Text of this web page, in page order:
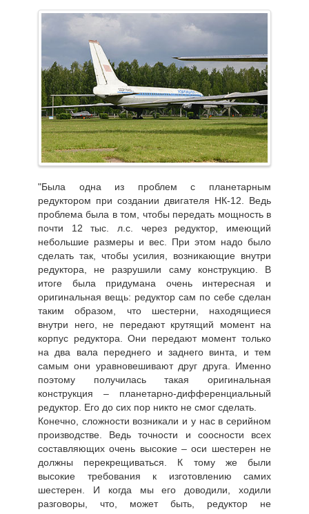
"Была одна из проблем с планетарным
редуктором при создании двигателя НК-12. Ведь
проблема была в том, чтобы передать мощность в
почти 12 тыс. л.с. через редуктор, имеющий
небольшие размеры и вес. При этом надо было
сделать так, чтобы усилия, возникающие внутри
редуктора, не разрушили саму конструкцию. В
итоге была придумана очень интересная и
оригинальная вещь: редуктор сам по себе сделан
таким образом, что шестерни, находящиеся
внутри него, не передают крутящий момент на
корпус редуктора. Они передают момент только
на два вала переднего и заднего винта, и тем
самым они уравновешивают друг друга. Именно
поэтому получилась такая оригинальная
конструкция – планетарно-дифференциальный
редуктор. Его до сих пор никто не смог сделать.
Конечно, сложности возникали и у нас в серийном
производстве. Ведь точности и соосности всех
составляющих очень высокие – оси шестерен не
должны перекрещиваться. К тому же были
высокие требования к изготовлению самих
шестерен. И когда мы его доводили, ходили
разговоры, что, может быть, редуктор не